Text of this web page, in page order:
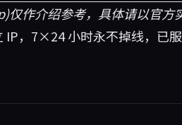
作介绍参考，具体请以官方
IP，7×24 小时永不掉线，已